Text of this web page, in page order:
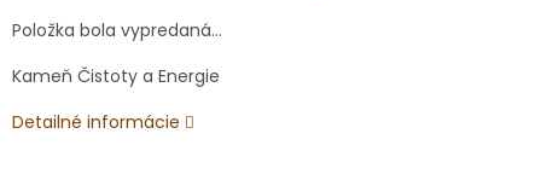
Položka bola vypredaná…
Kameň Čistoty a Energie
Detailné informácie